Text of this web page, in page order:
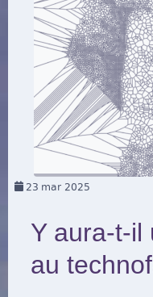
23 mar 2025
Y aura-t-il
au